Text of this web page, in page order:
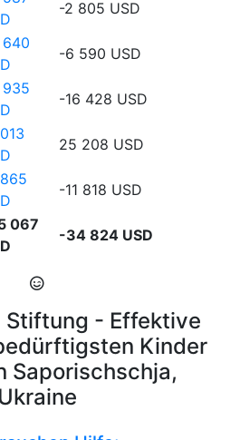
-2 805 USD
-6 590 USD
-16 428 USD
25 208 USD
-11 818 USD
067
-34 824 USD
Stiftung - Effektive
Kinder
Saporischschja,
Ukraine